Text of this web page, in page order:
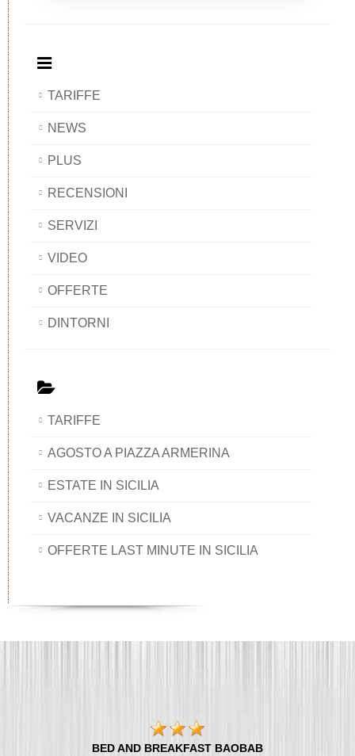
TARIFFE
NEWS
PLUS
RECENSIONI
SERVIZI
VIDEO
OFFERTE
DINTORNI
TARIFFE
AGOSTO A PIAZZA ARMERINA
ESTATE IN SICILIA
VACANZE IN SICILIA
OFFERTE LAST MINUTE IN SICILIA
BED AND BREAKFAST BAOBAB